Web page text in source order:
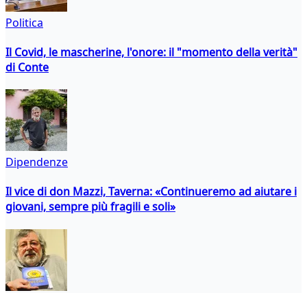
Politica
Il Covid, le mascherine, l'onore: il "momento della verità"
di Conte
Dipendenze
Il vice di don Mazzi, Taverna: «Continueremo ad aiutare i
giovani, sempre più fragili e soli»